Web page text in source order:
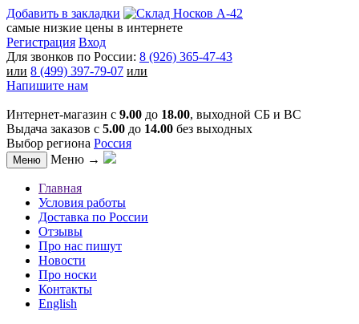
Добавить в закладки
самые низкие цены в интернете
Регистрация Вход
Для звонков по России: 8 (926) 365-47-43
или 8 (499) 397-79-07 или
Напишите нам
Интернет-магазин с 9.00 до 18.00, выходной СБ и ВС
Выдача заказов с 5.00 до 14.00 без выходных
Выбор региона Россия
Меню Меню →
Главная
Условия работы
Доставка по России
Отзывы
Про нас пишут
Новости
Про носки
Контакты
English